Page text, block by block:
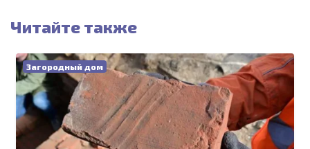
Читайте также
Загородный дом